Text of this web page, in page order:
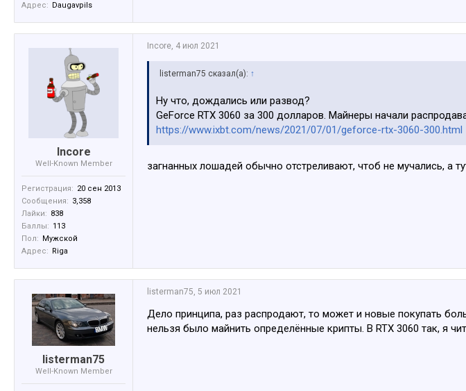
Адрес: Daugavpils
Incore
Well-Known Member
Регистрация: 20 сен 2013
Сообщения: 3,358
Лайки: 838
Баллы: 113
Пол: Мужской
Адрес: Riga
Incore, 4 июл 2021
listerman75 сказал(а): ↑
Ну что, дождались или развод?
GeForce RTX 3060 за 300 долларов. Майнеры начали
https://www.ixbt.com/news/2021/07/01/geforce-rtx-3060-300.html
загнанных лошадей обычно отстреливают, чтоб не мучались, а
listerman75
Well-Known Member
listerman75, 5 июл 2021
Дело принципа, раз распродают, то может и новые покупать
нельзя было майнить определённые крипты. В RTX 3060 так, я